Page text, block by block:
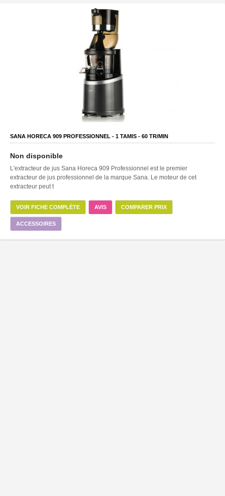
SANA HORECA 909 PROFESSIONNEL - 1 TAMIS - 60 TR/MIN
Non disponible
L'extracteur de jus Sana Horeca 909 Professionnel est le premier
extracteur de jus professionnel de la marque Sana. Le moteur de cet
extracteur peut t
VOIR FICHE COMPLÈTE AVIS COMPARER PRIX
ACCESSOIRES